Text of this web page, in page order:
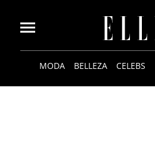
MODA BELLEZA CELEBS